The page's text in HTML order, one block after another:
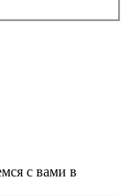
с вами в